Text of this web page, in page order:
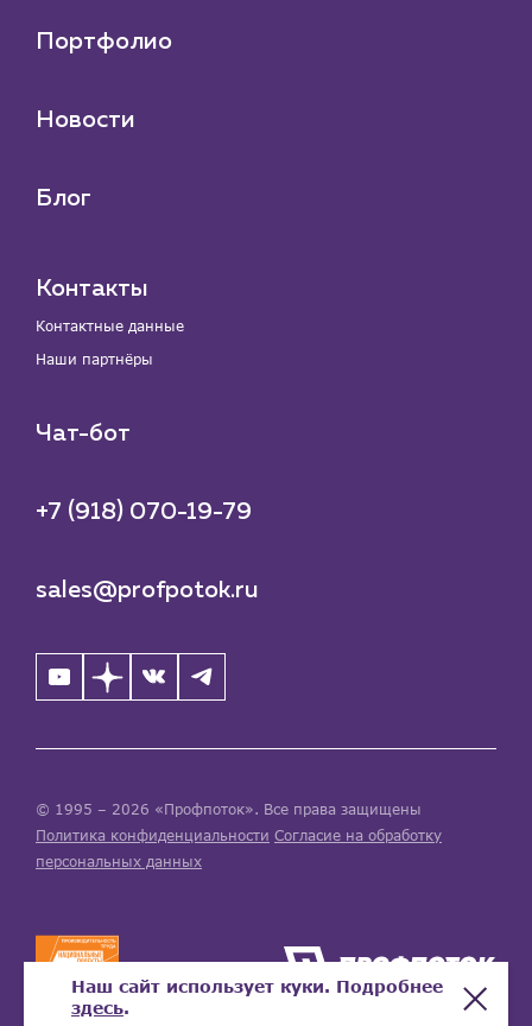
Портфолио
Новости
Блог
Контакты
Контактные данные
Наши партнёры
Чат-бот
+7 (918) 070-19-79
sales@profpotok.ru
© 1995 – 2026 «Профпоток». Все права защищены
Политика конфиденциальности Согласие на обработку
персональных данных
Наш сайт использует куки. Подробнее
здесь.